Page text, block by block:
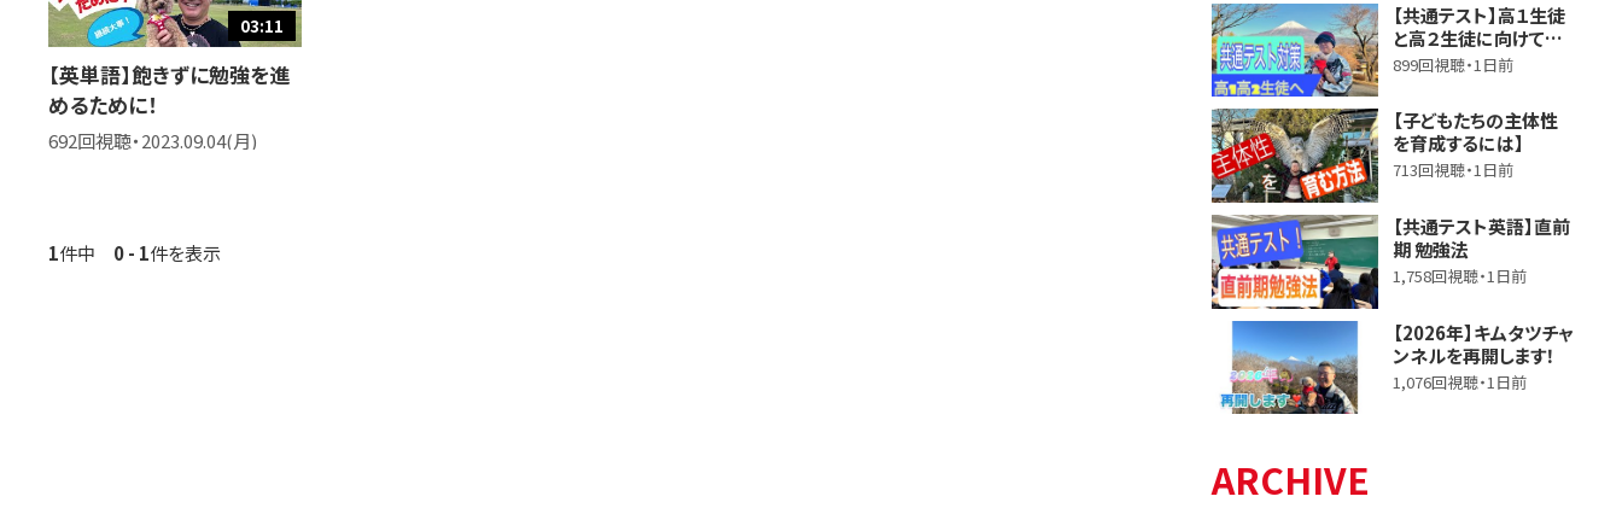
03:11
【英単語】飽きずに勉強を進
めるために！
692回視聴・2023.09.04(月)
1件中 0 - 1件を表示
【共通テスト】高１生徒
と高２生徒に向けて話
しました。
899回視聴・1日前
【子どもたちの主体性
を育成するには】
713回視聴・1日前
【共通テスト英語】直前
期 勉強法
1,758回視聴・1日前
【2026年】キムタツチャ
ンネルを再開します！
1,076回視聴・1日前
ARCHIVE